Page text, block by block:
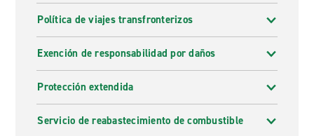
Política de viajes transfronterizos
Exención de responsabilidad por daños
Protección extendida
Servicio de reabastecimiento de combustible